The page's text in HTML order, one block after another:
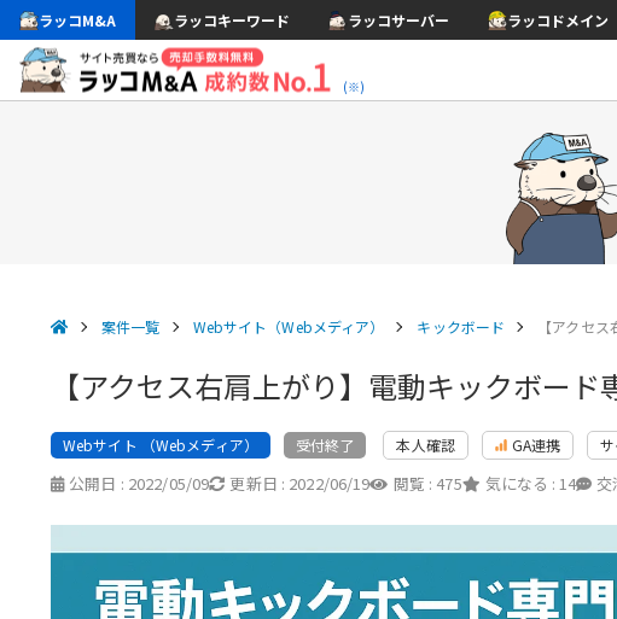
ラッコM&A ラッコキーワード ラッコサーバー ラッコドメイン
(※)
案件一覧 Webサイト（Webメディア） キックボード 【アクセ
【アクセス右肩上がり】電動キックボー
Webサイト （Webメディア） 受付終了 本人確認 GA連携
公開日 : 2022/05/09 更新日 : 2022/06/19 閲覧 : 475 気になる : 14 交